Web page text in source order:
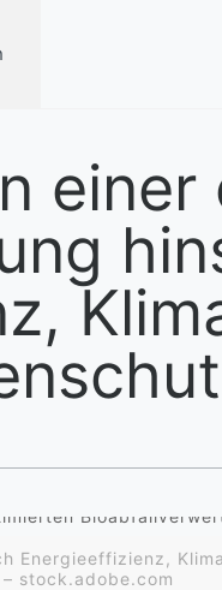
Energieeffizienz,
stock.adobe.com